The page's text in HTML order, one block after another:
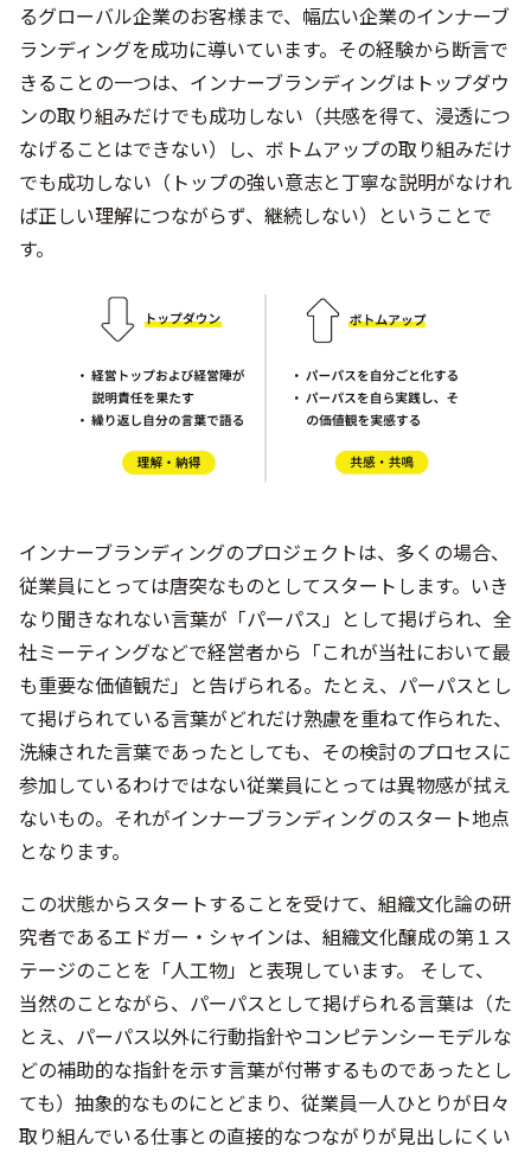
るグローバル企業のお客様まで、幅広い企業のインナーブ
ランディングを成功に導いています。その経験から断言で
きることの一つは、インナーブランディングはトップダウ
ンの取り組みだけでも成功しない（共感を得て、浸透につ
なげることはできない）し、ボトムアップの取り組みだけ
でも成功しない（トップの強い意志と丁寧な説明がなけれ
ば正しい理解につながらず、継続しない）ということで
す。
インナーブランディングのプロジェクトは、多くの場合、
従業員にとっては唐突なものとしてスタートします。いき
なり聞きなれない言葉が「パーパス」として掲げられ、全
社ミーティングなどで経営者から「これが当社において最
も重要な価値観だ」と告げられる。たとえ、パーパスとし
て掲げられている言葉がどれだけ熟慮を重ねて作られた、
洗練された言葉であったとしても、その検討のプロセスに
参加しているわけではない従業員にとっては異物感が拭え
ないもの。それがインナーブランディングのスタート地点
となります。
この状態からスタートすることを受けて、組織文化論の研
究者であるエドガー・シャインは、組織文化醸成の第１ス
テージのことを「人工物」と表現しています。 そして、
当然のことながら、パーパスとして掲げられる言葉は（た
とえ、パーパス以外に行動指針やコンピテンシーモデルな
どの補助的な指針を示す言葉が付帯するものであったとし
ても）抽象的なものにとどまり、従業員一人ひとりが日々
取り組んでいる仕事との直接的なつながりが見出しにくい